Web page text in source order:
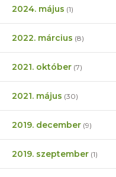
2024. május (1)
2022. március (8)
2021. október (7)
2021. május (30)
2019. december (9)
2019. szeptember (1)